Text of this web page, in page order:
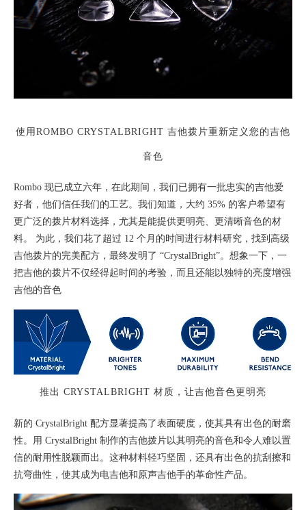
使用ROMBO CRYSTALBRIGHT 吉他拨片重新定义您的吉他
音色
Rombo 现已成立六年，在此期间，我们已拥有一批忠实的吉他爱
好者，他们信任我们的工艺。我们知道，大约 35% 的客户希望有
更广泛的拨片材料选择，尤其是能提供更明亮、更清晰音色的材
料。 为此，我们花了超过 12 个月的时间进行材料研究，找到高级
吉他拨片的完美配方，最终发明了 “CrystalBright”。 想象一下，一
把吉他的拨片不仅经得起时间的考验，而且还能以独特的亮度增强
吉他的音色
推出 CRYSTALBRIGHT 材质，让吉他音色更明亮
新的 CrystalBright 配方显著提高了表面硬度，使其具有出色的耐磨
性。用 CrystalBright 制作的吉他拨片以其明亮的音色和令人难以置
信的耐用性脱颖而出。这种材料轻巧坚固，还具有出色的抗刮擦和
抗弯曲性，使其成为电吉他和原声吉他手的革命性产品。